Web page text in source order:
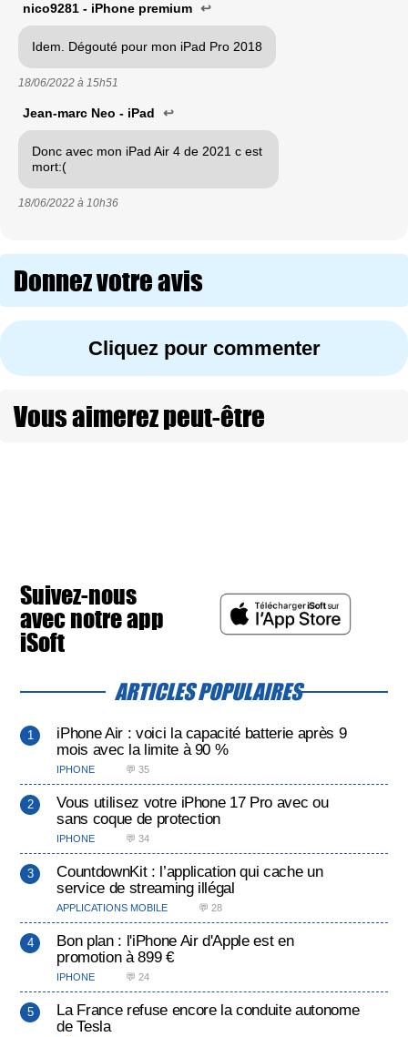
nico9281 - iPhone premium ↩
Idem. Dégouté pour mon iPad Pro 2018
18/06/2022 à 15h51
Jean-marc Neo - iPad ↩
Donc avec mon iPad Air 4 de 2021 c est
mort:(
18/06/2022 à 10h36
Donnez votre avis
Cliquez pour commenter
Vous aimerez peut-être
Suivez-nous
avec notre app
iSoft
ARTICLES POPULAIRES
iPhone Air : voici la capacité batterie après 9
mois avec la limite à 90 %
IPHONE 💬 35
Vous utilisez votre iPhone 17 Pro avec ou
sans coque de protection
IPHONE 💬 34
CountdownKit : l’application qui cache un
service de streaming illégal
APPLICATIONS MOBILE 💬 28
Bon plan : l'iPhone Air d'Apple est en
promotion à 899 €
IPHONE 💬 24
La France refuse encore la conduite autonome
de Tesla